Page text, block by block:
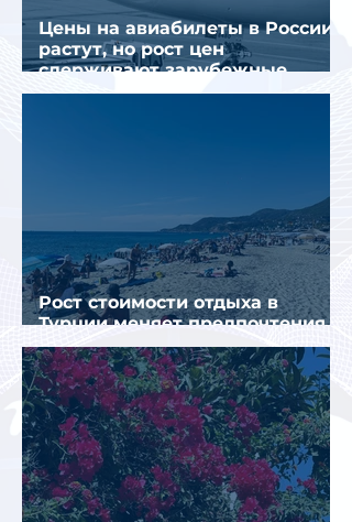
Цены на авиабилеты в России
растут, но рост цен
сдерживают зарубежные
конкуренты
Рост стоимости отдыха в
Турции меняет предпочтения
туристов